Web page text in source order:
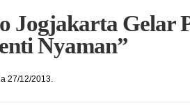
Jogjakarta Gelar
Nyaman”
27/12/2013.